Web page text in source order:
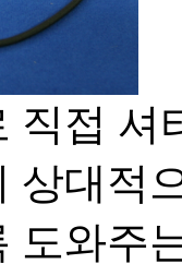
직접
상대적
도와주